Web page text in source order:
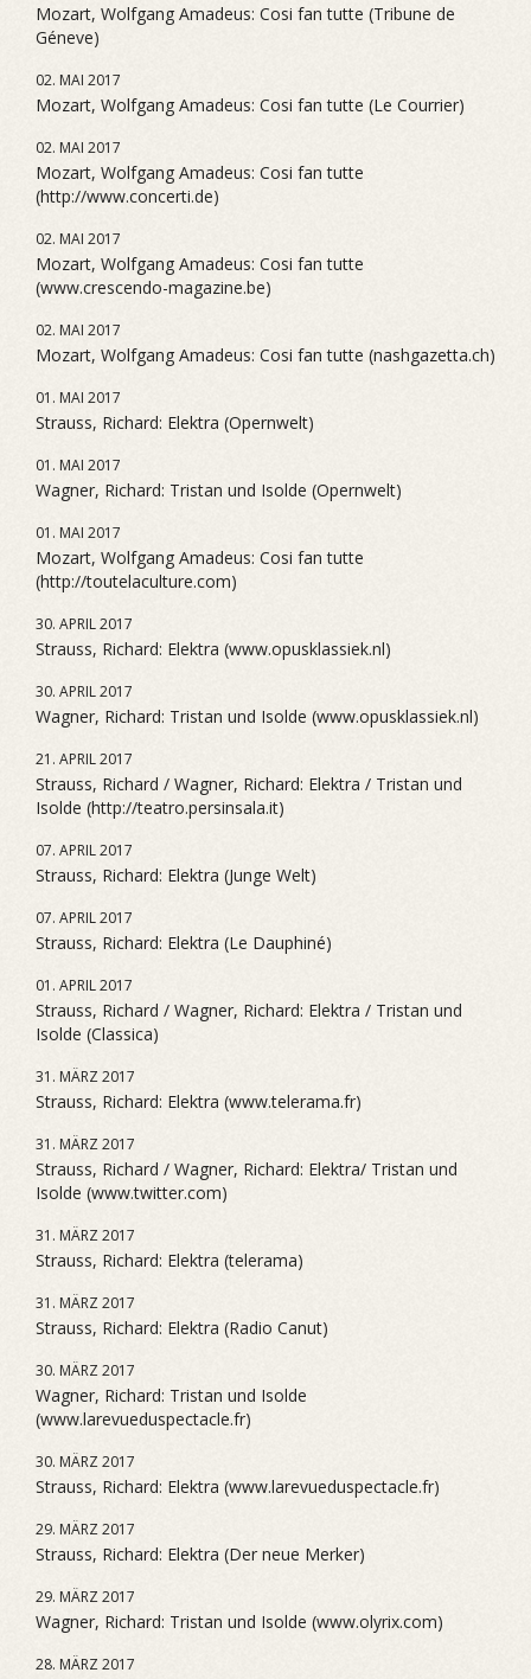
Mozart, Wolfgang Amadeus: Cosi fan tutte (Tribune de
Géneve)
02. MAI 2017
Mozart, Wolfgang Amadeus: Cosi fan tutte (Le Courrier)
02. MAI 2017
Mozart, Wolfgang Amadeus: Cosi fan tutte
(http://www.concerti.de)
02. MAI 2017
Mozart, Wolfgang Amadeus: Cosi fan tutte
(www.crescendo-magazine.be)
02. MAI 2017
Mozart, Wolfgang Amadeus: Cosi fan tutte (nashgazetta.ch)
01. MAI 2017
Strauss, Richard: Elektra (Opernwelt)
01. MAI 2017
Wagner, Richard: Tristan und Isolde (Opernwelt)
01. MAI 2017
Mozart, Wolfgang Amadeus: Cosi fan tutte
(http://toutelaculture.com)
30. APRIL 2017
Strauss, Richard: Elektra (www.opusklassiek.nl)
30. APRIL 2017
Wagner, Richard: Tristan und Isolde (www.opusklassiek.nl)
21. APRIL 2017
Strauss, Richard / Wagner, Richard: Elektra / Tristan und
Isolde (http://teatro.persinsala.it)
07. APRIL 2017
Strauss, Richard: Elektra (Junge Welt)
07. APRIL 2017
Strauss, Richard: Elektra (Le Dauphiné)
01. APRIL 2017
Strauss, Richard / Wagner, Richard: Elektra / Tristan und
Isolde (Classica)
31. MÄRZ 2017
Strauss, Richard: Elektra (www.telerama.fr)
31. MÄRZ 2017
Strauss, Richard / Wagner, Richard: Elektra/ Tristan und
Isolde (www.twitter.com)
31. MÄRZ 2017
Strauss, Richard: Elektra (telerama)
31. MÄRZ 2017
Strauss, Richard: Elektra (Radio Canut)
30. MÄRZ 2017
Wagner, Richard: Tristan und Isolde
(www.larevueduspectacle.fr)
30. MÄRZ 2017
Strauss, Richard: Elektra (www.larevueduspectacle.fr)
29. MÄRZ 2017
Strauss, Richard: Elektra (Der neue Merker)
29. MÄRZ 2017
Wagner, Richard: Tristan und Isolde (www.olyrix.com)
28. MÄRZ 2017